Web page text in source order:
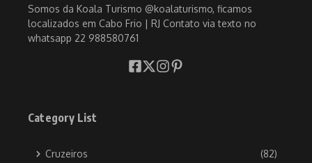
Somos da Koala Turismo @koalaturismo, ficamos
localizados em Cabo Frio | RJ Contato via texto no
whatsapp 22 988580761
Category List
Cruzeiros (82)